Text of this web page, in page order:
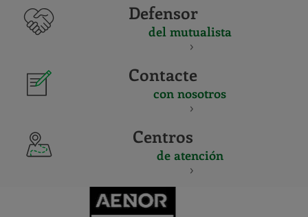
Defensor
del mutualista
Contacte
con nosotros
Centros
de atención